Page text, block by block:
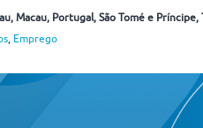
, Macau, Portugal, São Tomé e Príncipe,
, Emprego